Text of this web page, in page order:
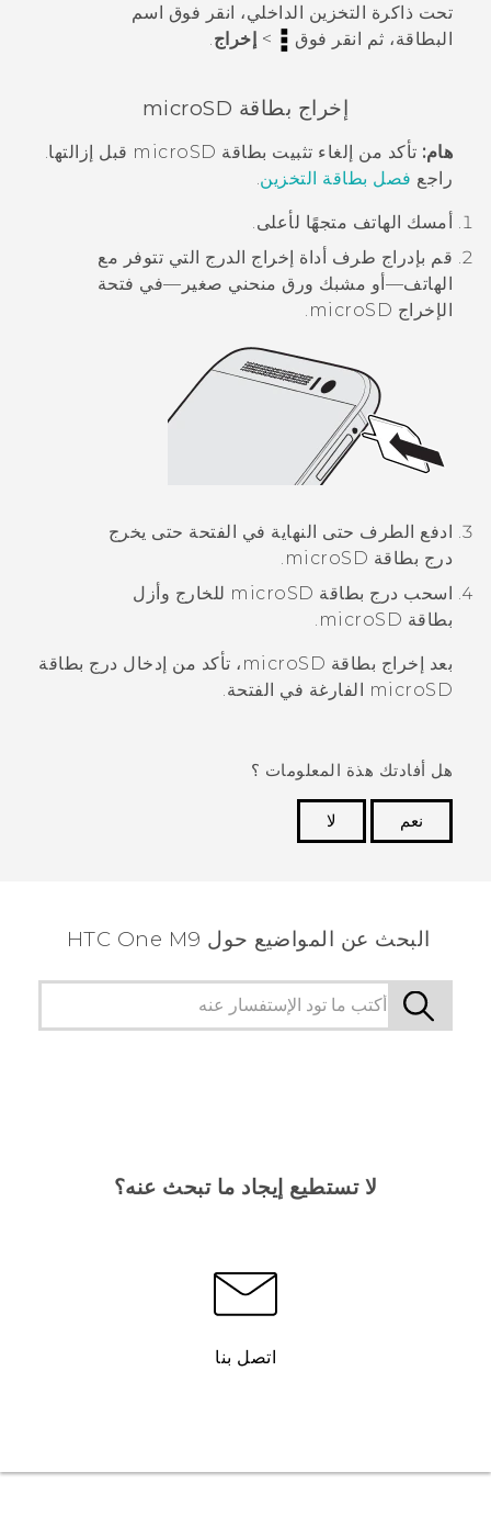
تحت ذاكرة التخزين الداخلي، انقر فوق اسم
البطاقة، ثم انقر فوق
> إخراج.
إخراج بطاقة microSD
هام: تأكد من إلغاء تثبيت بطاقة microSD قبل إزالتها.
راجع فصل بطاقة التخزين.
أمسك الهاتف متجهًا لأعلى.
قم بإدراج طرف أداة إخراج الدرج التي تتوفر مع
الهاتف—أو مشبك ورق منحني صغير—في فتحة
الإخراج microSD
.
ادفع الطرف حتى النهاية في الفتحة حتى يخرج
درج بطاقة microSD
.
اسحب درج بطاقة microSD للخارج وأزل
بطاقة microSD
.
بعد إخراج بطاقة microSD ، تأكد من إدخال درج بطاقة
microSD
الفارغة في الفتحة.
هل أفادتك هذة المعلومات ؟
نعم
لا
البحث عن المواضيع حول HTC One M9
لا تستطيع إيجاد ما تبحث عنه؟
اتصل بنا